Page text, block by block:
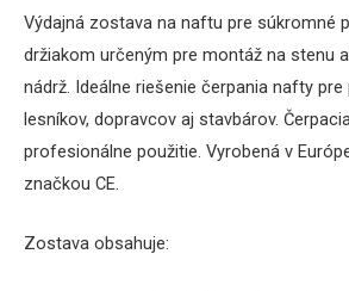
Výdajná zostava na naftu pre súkromné
držiakom určeným pre montáž na stenu
nádrž. Ideálne riešenie čerpania nafty
lesníkov, dopravcov aj stavbárov.
profesionálne použitie. Vyrobená v
značkou CE.
Zostava obsahuje: